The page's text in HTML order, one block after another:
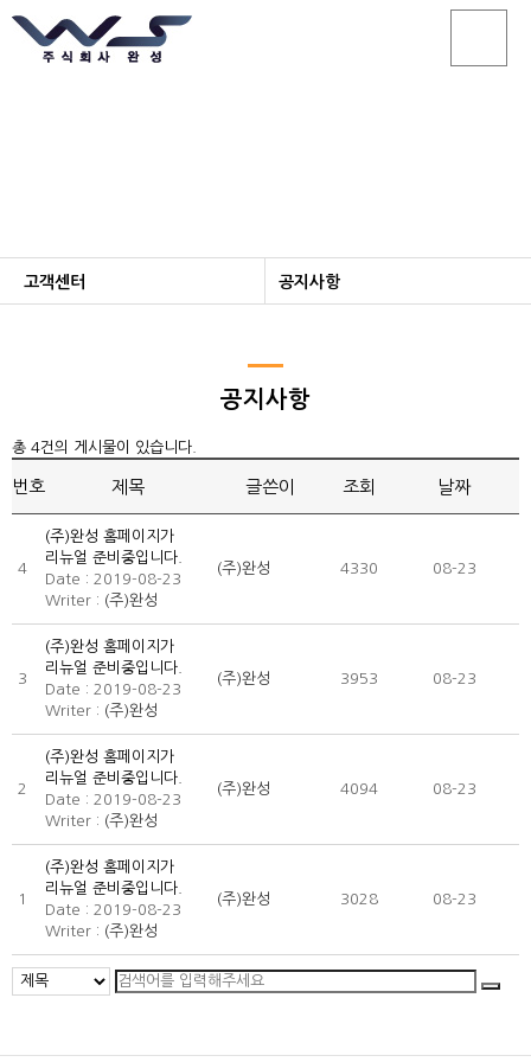
고객센터 공지사항
고객센터
공지사항
총 4건의 게시물이 있습니다.
번호 제목 글쓴이 조회 날짜
4
(주)완성 홈페이지가
리뉴얼 준비중입니다.
Date : 2019-08-23
Writer : (주)완성
(주)완성 4330 08-23
3
(주)완성 홈페이지가
리뉴얼 준비중입니다.
Date : 2019-08-23
Writer : (주)완성
(주)완성 3953 08-23
2
(주)완성 홈페이지가
리뉴얼 준비중입니다.
Date : 2019-08-23
Writer : (주)완성
(주)완성 4094 08-23
1
(주)완성 홈페이지가
리뉴얼 준비중입니다.
Date : 2019-08-23
Writer : (주)완성
(주)완성 3028 08-23